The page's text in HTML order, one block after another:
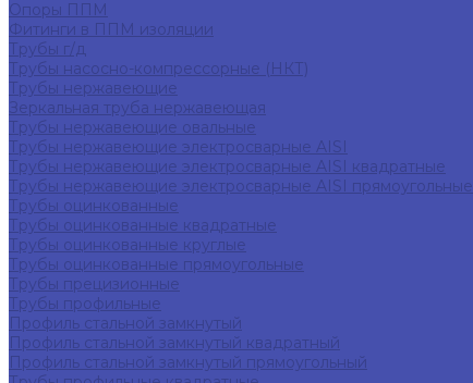
Опоры ППМ
Фитинги в ППМ изоляции
Трубы г/д
Трубы насосно-компрессорные (НКТ)
Трубы нержавеющие
Зеркальная труба нержавеющая
Трубы нержавеющие овальные
Трубы нержавеющие электросварные AISI
Трубы нержавеющие электросварные AISI квадратные
Трубы нержавеющие электросварные AISI прямоугольные
Трубы оцинкованные
Трубы оцинкованные квадратные
Трубы оцинкованные круглые
Трубы оцинкованные прямоугольные
Трубы прецизионные
Трубы профильные
Профиль стальной замкнутый
Профиль стальной замкнутый квадратный
Профиль стальной замкнутый прямоугольный